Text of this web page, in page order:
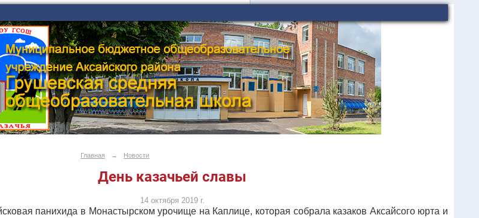
Главная → Новости
День казачьей славы
14 октября 2019 г.
панихида в Монастырском урочище на Каплице, которая собрала казаков Аксайсого юрта и